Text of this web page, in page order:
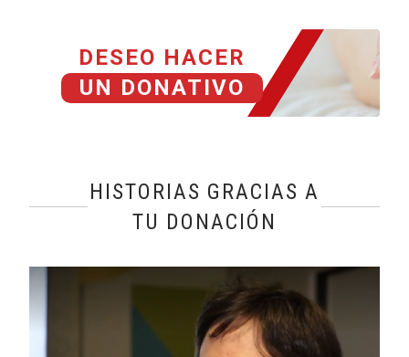
DESEO HACER
UN DONATIVO
HISTORIAS GRACIAS A
TU DONACIÓN
@name, visualizando página 1 de 2
Leer más sobre Una formación en Por Talento Digital